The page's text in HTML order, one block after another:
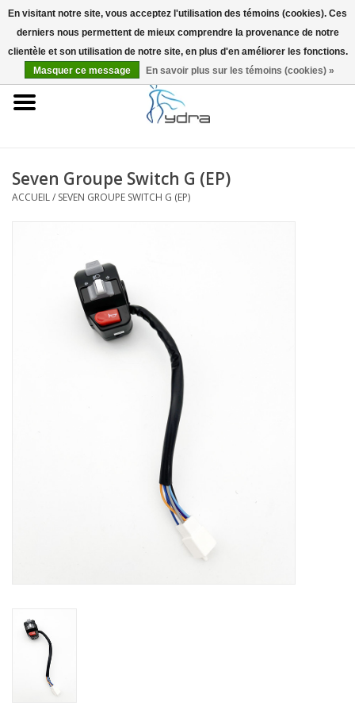
EUR
Accueil
Seven Groupe Switch G (EP)
ACCUEIL/ SEVEN GROUPE SWITCH G (EP)
En visitant notre site, vous acceptez l'utilisation des témoins (cookies). Ces
derniers nous permettent de mieux comprendre la provenance de notre
clientèle et son utilisation de notre site, en plus d'en améliorer les fonctions.
Masquer ce message
En savoir plus sur les témoins (cookies) »